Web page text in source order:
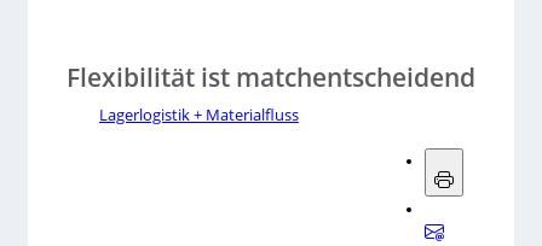
Flexibilität ist matchentscheidend
Lagerlogistik + Materialfluss